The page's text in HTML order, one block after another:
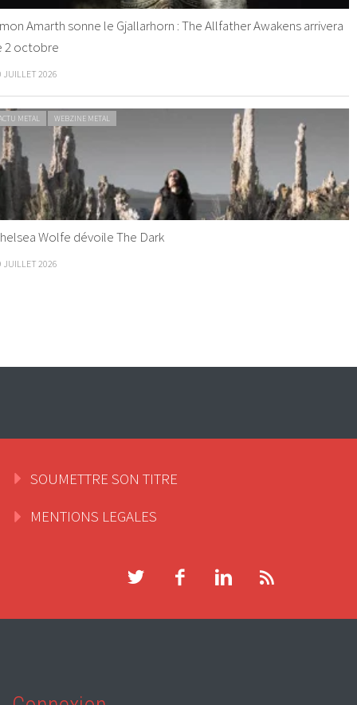
Amarth sonne le Gjallarhorn : The Allfather Awakens arrivera
2 octobre
JUILLET 2026
METAL WEBZINE METAL
Wolfe dévoile The Dark
JUILLET 2026
SOUMETTRE SON TITRE
MENTIONS LEGALES